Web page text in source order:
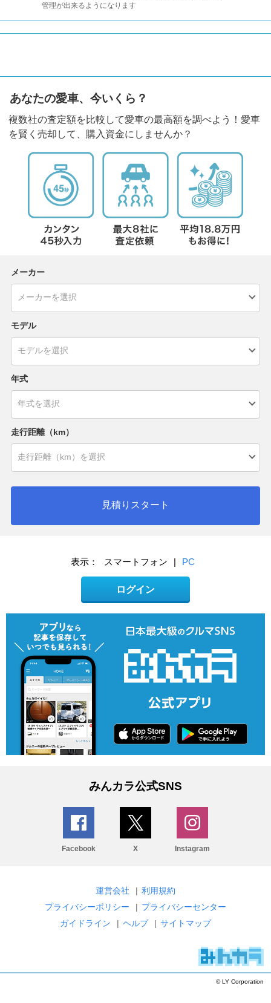
管理が出来るようになります
あなたの愛車、今いくら？
複数社の査定額を比較して愛車の最高額を調べよう！愛車
を賢く売却して、購入資金にしませんか？
メーカー
モデル
年式
走行距離（km）
見積りスタート
表示： スマートフォン | PC
ログイン
みんカラ公式SNS
Facebook X Instagram
運営会社 | 利用規約
プライバシーポリシー
| プライバシーセンター
ガイドライン
| ヘルプ | サイトマップ
© LY Corporation